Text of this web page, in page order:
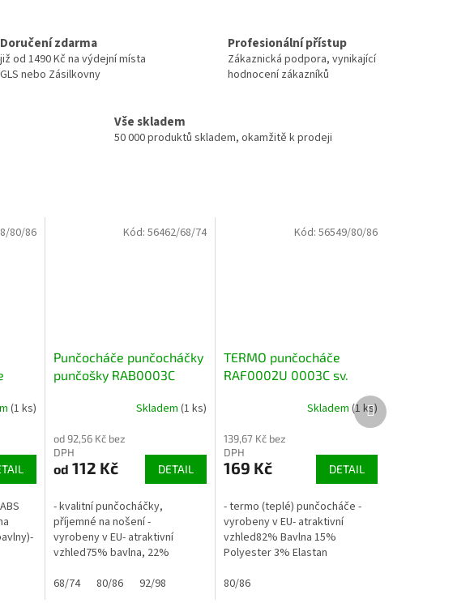
Doručení zdarma
již od 1490 Kč na výdejní místa
GLS nebo Zásilkovny
Profesionální přístup
Zákaznická podpora, vynikající
hodnocení zákazníků
Vše skladem
50 000 produktů skladem, okamžitě k prodeji
(1 ks)
80/86
Punčocháče punčocháčky
punčošky RAB0003C
Skladem(1 ks)
od 92,56 Kč bez
DPH
od 112 Kč DETAIL
- kvalitní punčocháčky,
příjemné na nošení -
vyrobeny v EU- atraktivní
vzhled75% bavlna, 22%
68/74
80/86 92/98
Kód:56462/68/74
TERMO punčocháče
RAF0002U 0003C sv.
Skladem (1 ks)
139,67 Kč bez
DPH
169 Kč DETAIL
- termo (teplé) punčocháče -
vyrobeny v EU- atraktivní
vzhled82% Bavlna 15%
Polyester 3% Elastan
80/86
Kód: 56549/80/86
Další
produkt